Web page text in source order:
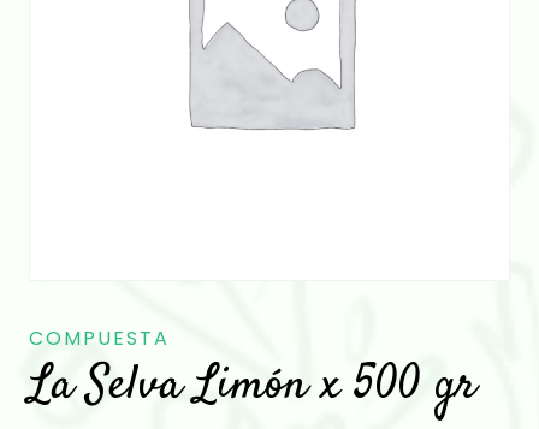
COMPUESTA
La Selva Limón x 500 gr